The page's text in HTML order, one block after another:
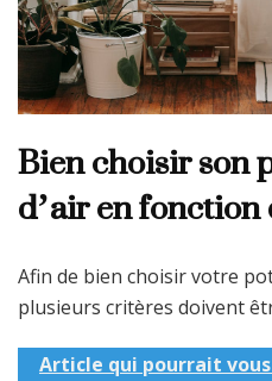
Bien choisir son
d’air en
Afin de bien choisir votre
plusieurs critères doivent
Article qui pourrait